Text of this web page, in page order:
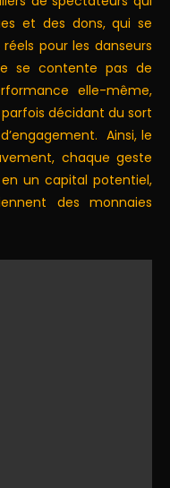
et des dons, qui se
pour les danseurs
se contente pas de
elle-même,
décidant du sort
Ainsi, le
chaque geste
un capital potentiel,
des monnaies